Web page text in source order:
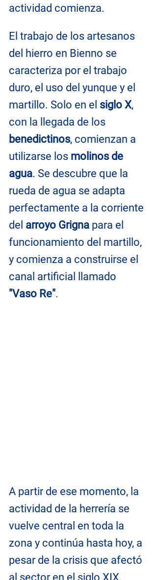
actividad comienza.
El trabajo de los artesanos
del hierro en Bienno se
caracteriza por el trabajo
duro, el uso del yunque y el
martillo. Solo en el siglo X,
con la llegada de los
benedictinos, comienzan a
utilizarse los molinos de
agua. Se descubre que la
rueda de agua se adapta
perfectamente a la corriente
del arroyo Grigna para el
funcionamiento del martillo,
y comienza a construirse el
canal artificial llamado
"Vaso Re".
A partir de ese momento, la
actividad de la herrería se
vuelve central en toda la
zona y continúa hasta hoy, a
pesar de la crisis que afectó
al sector en el siglo XIX.